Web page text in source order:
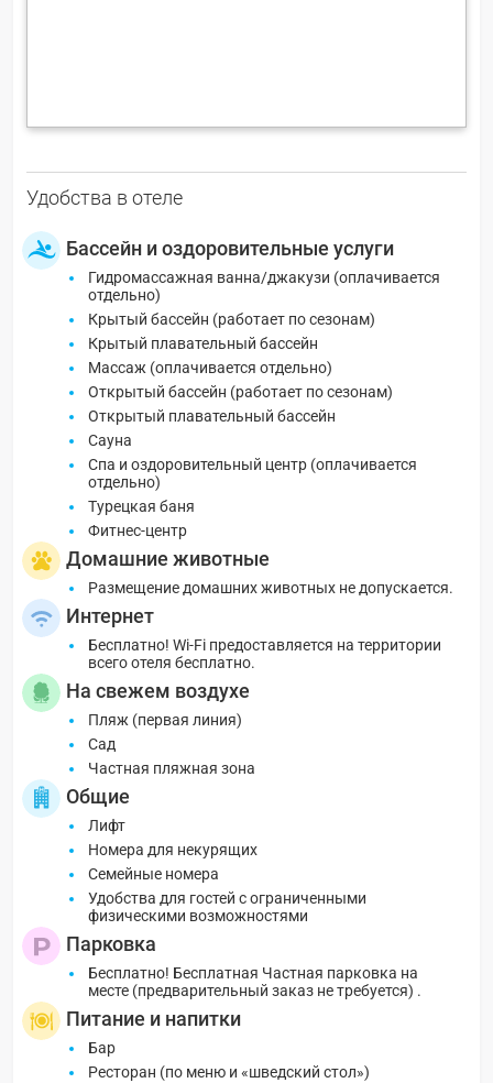
Удобства в отеле
Бассейн и оздоровительные услуги
Гидромассажная ванна/джакузи (оплачивается
отдельно)
Крытый бассейн (работает по сезонам)
Крытый плавательный бассейн
Массаж (оплачивается отдельно)
Открытый бассейн (работает по сезонам)
Открытый плавательный бассейн
Сауна
Спа и оздоровительный центр (оплачивается
отдельно)
Турецкая баня
Фитнес-центр
Домашние животные
Размещение домашних животных не допускается.
Интернет
Бесплатно! Wi-Fi предоставляется на территории
всего отеля бесплатно.
На свежем воздухе
Пляж (первая линия)
Сад
Частная пляжная зона
Общие
Лифт
Номера для некурящих
Семейные номера
Удобства для гостей с ограниченными
физическими возможностями
Парковка
Бесплатно! Бесплатная Частная парковка на
месте (предварительный заказ не требуется) .
Питание и напитки
Бар
Ресторан (по меню и «шведский стол»)